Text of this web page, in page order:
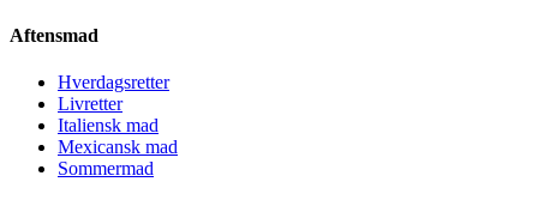
Aftensmad
Hverdagsretter
Livretter
Italiensk mad
Mexicansk mad
Sommermad